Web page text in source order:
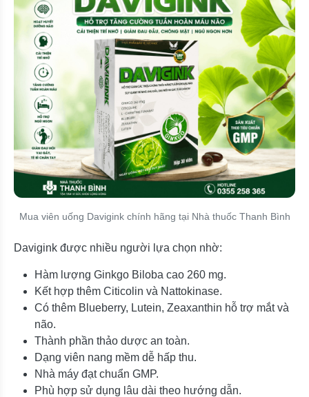
Mua viên uống Davigink chính hãng tại Nhà thuốc Thanh Bình
Davigink được nhiều người lựa chọn nhờ:
Hàm lượng Ginkgo Biloba cao 260 mg.
Kết hợp thêm Citicolin và Nattokinase.
Có thêm Blueberry, Lutein, Zeaxanthin hỗ trợ mắt và
não.
Thành phần thảo dược an toàn.
Dạng viên nang mềm dễ hấp thu.
Nhà máy đạt chuẩn GMP.
Phù hợp sử dụng lâu dài theo hướng dẫn.